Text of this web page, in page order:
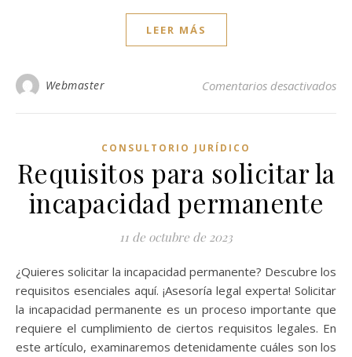
LEER MÁS
Webmaster Comentarios desactivadosen
CONSULTORIO JURÍDICO
Requisitos para solicitar la
incapacidad permanente
11 de octubre de 2023
¿Quieres solicitar la incapacidad permanente? Descubre los
requisitos esenciales aquí. ¡Asesoría legal experta! Solicitar
la incapacidad permanente es un proceso importante que
requiere el cumplimiento de ciertos requisitos legales. En
este artículo, examinaremos detenidamente cuáles son los